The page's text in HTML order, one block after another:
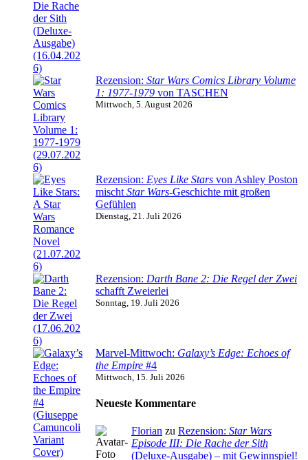
Rezension: Star Wars Comics Library Volume
1: 1977-1979 von TASCHEN
Mittwoch, 5. August 2026
Rezension: Eyes Like Stars von Ashley Poston
mischt Star Wars-Geschichte mit großen
Gefühlen
Dienstag, 21. Juli 2026
Rezension: Darth Bane 2: Die Regel der Zwei
schafft Zweierlei
Sonntag, 19. Juli 2026
Marvel-Mittwoch: Galaxy’s Edge: Echoes of
the Empire #4
Mittwoch, 15. Juli 2026
Neueste Kommentare
Florian zu Rezension: Star Wars
Episode III: Die Rache der Sith
(Deluxe-Ausgabe) – mit Gewinnspiel!